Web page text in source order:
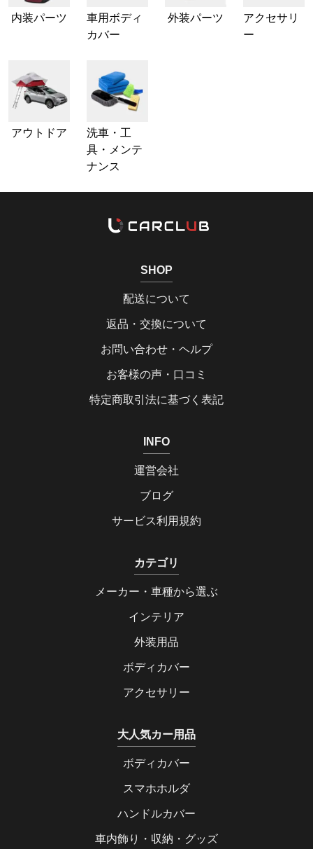
内装パーツ
車用ボディ
カバー
外装パーツ
アクセサリ
ー
アウトドア
洗車・工
具・メンテ
ナンス
SHOP
配送について
返品・交換について
お問い合わせ・ヘルプ
お客様の声・口コミ
特定商取引法に基づく表記
INFO
運営会社
ブログ
サービス利用規約
カテゴリ
メーカー・車種から選ぶ
インテリア
外装用品
ボディカバー
アクセサリー
大人気カー用品
ボディカバー
スマホホルダ
ハンドルカバー
車内飾り・収納・グッズ